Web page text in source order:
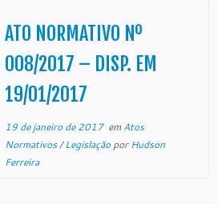
Egrégio Tribunal de Justiça do
Estado do Espírito Santo, no uso de
suas atribuições legais e,
CONSIDERANDO o disposto na
Resolução nº 185/2013, […]
ATO NORMATIVO Nº
008/2017 – DISP. EM
19/01/2017
19 de janeiro de 2017em Atos
Normativos/LegislaçãoporHudson
Ferreira